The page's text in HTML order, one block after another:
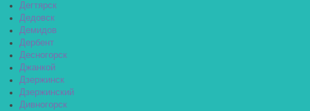
Дегтярск
Дедовск
Демидов
Дербент
Десногорск
Джанкой
Дзержинск
Дзержинский
Дивногорск